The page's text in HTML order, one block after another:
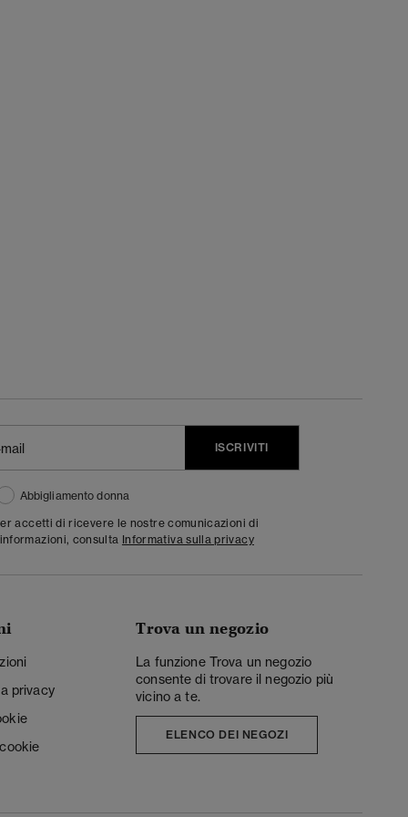
ISCRIVITI
Abbigliamento donna
accetti di ricevere le nostre comunicazioni di
consulta Informativa sulla privacy
privacy
Trova un negozio
La funzione Trova un negozio
consente di trovare il negozio più
vicino a te.
ELENCO DEI NEGOZI